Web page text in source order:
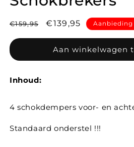
Normale
€159,95 Aanbiedingsprijs
€139,95 Aanbieding
Aan winkelwagen
Inhoud:
4 schokdempers voor- en
Standaard onderstel !!!